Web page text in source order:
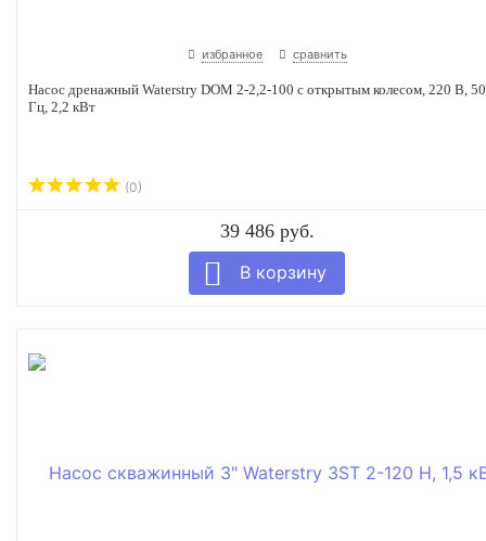
избранное сравнить
Насос дренажный Waterstry DOM 2-2,2-100 с открытым колесом, 220 В, 50
Гц, 2,2 кВт
(0)
39 486 руб.